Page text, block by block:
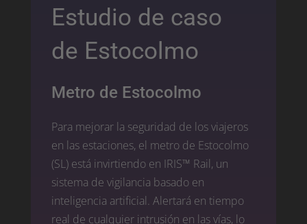
Estudio de caso
de Estocolmo
Metro de Estocolmo
Para mejorar la seguridad de los viajeros
en las estaciones, el metro de Estocolmo
(SL) está invirtiendo en IRIS™ Rail, un
sistema de vigilancia basado en
inteligencia artificial. Alertará en tiempo
real de cualquier intrusión en las vías, lo